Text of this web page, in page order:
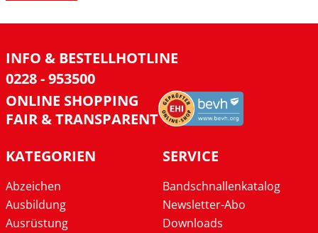
INFO & BESTELLHOTLINE
0228 - 953500
ONLINE SHOPPING
FAIR & TRANSPARENT
KATEGORIEN
Abzeichen
Ausbildung
Ausrüstung
SERVICE
Bandschnallenkatalog
Newsletter-Abo
Downloads